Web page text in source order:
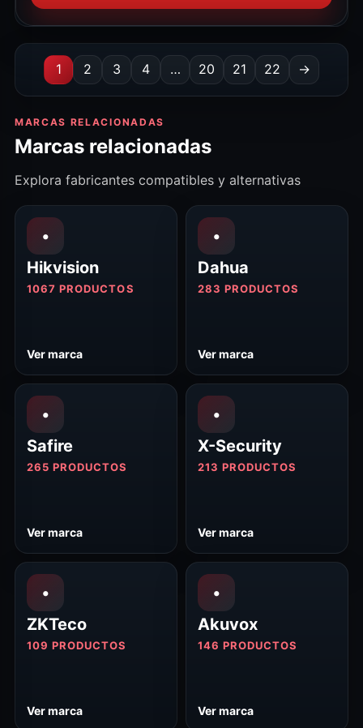
1 2 3 4 … 20 21 22 →
MARCAS RELACIONADAS
Marcas relacionadas
Explora fabricantes compatibles y alternativas
•
Hikvision
1067 PRODUCTOS
Ver marca
•
Dahua
283 PRODUCTOS
Ver marca
•
Safire
265 PRODUCTOS
Ver marca
•
X-Security
213 PRODUCTOS
Ver marca
•
ZKTeco
109 PRODUCTOS
Ver marca
•
Akuvox
146 PRODUCTOS
Ver marca